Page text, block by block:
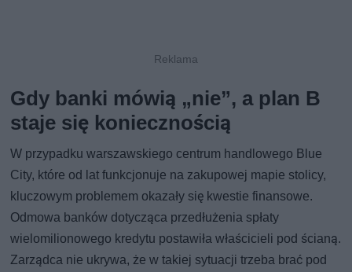
Gdy banki mówią „nie”, a plan B
staje się koniecznością
W przypadku warszawskiego centrum handlowego Blue
City, które od lat funkcjonuje na zakupowej mapie stolicy,
kluczowym problemem okazały się kwestie finansowe.
Odmowa banków dotycząca przedłużenia spłaty
wielomilionowego kredytu postawiła właścicieli pod ścianą.
Zarządca nie ukrywa, że w takiej sytuacji trzeba brać pod